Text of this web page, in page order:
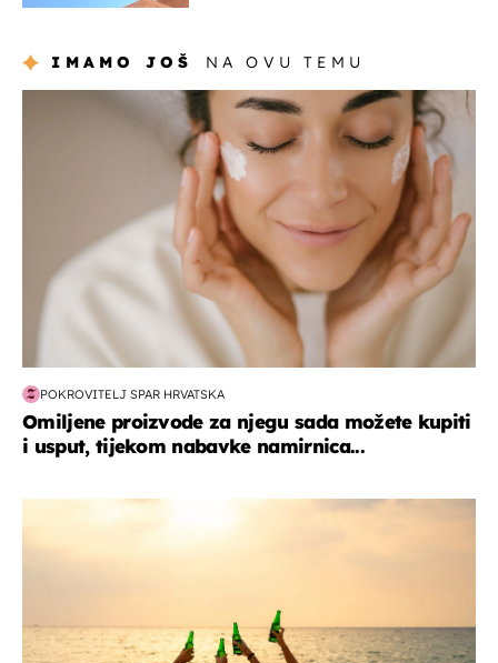
IMAMO JOŠ NA OVU TEMU
moda & ljepota
POKROVITELJ SPAR HRVATSKA
Omiljene proizvode za njegu sada možete kupiti
i usput, tijekom nabavke namirnica...